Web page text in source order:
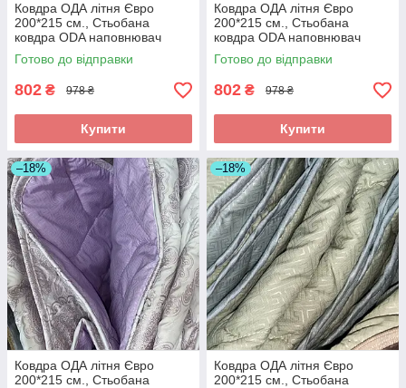
Ковдра ОДА літня Євро
200*215 см., Стьобана
ковдра ODA наповнювач
хлопок - Хлопкопон
Готово до відправки
802 ₴ 978 ₴
Купити
Ковдра ОДА літня Євро
200*215 см., Стьобана
ковдра ODA наповнювач
хлопок - Хлопкопон
Готово до відправки
802 ₴ 978 ₴
Купити
–18%
Ковдра ОДА літня Євро
200*215 см., Стьобана
–18%
Ковдра ОДА літня Євро
200*215 см., Стьобана